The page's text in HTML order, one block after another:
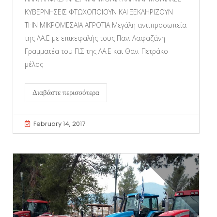
ΚΥΒΕΡΝΗΣΕΙΣ ΦΤΩΧΟΠΟΙΟΥΝ ΚΑΙ ΞΕΚΛΗΡΙΖΟΥΝ
ΤΗΝ ΜΙΚΡΟΜΕΣΑΙΑ ΑΓΡΟΤΙΑ Μεγάλη αντιπροσωπεία
της ΛΑ.Ε με επικεφαλής τους Παν. Λαφαζάνη
Γραμματέα του Π.Σ της ΛΑ.Ε και Θαν. Πετράκο
μέλος
Διαβάστε περισσότερα
February 14, 2017